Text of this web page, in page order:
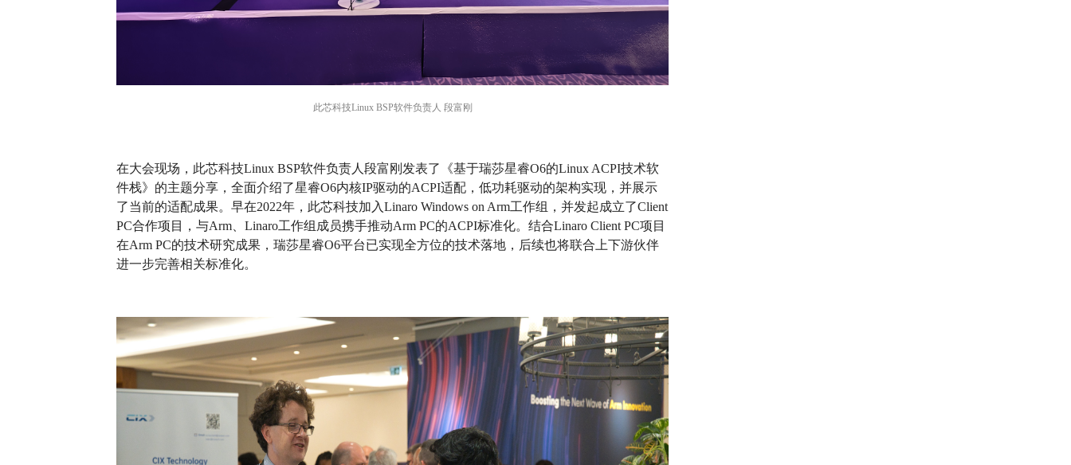
此芯科技Linux BSP软件负责人 段富刚
在大会现场，此芯科技Linux BSP软件负责人段富刚发表了《基于瑞莎星睿O6的Linux ACPI技术软
件栈》的主题分享，全面介绍了星睿O6内核IP驱动的ACPI适配，低功耗驱动的架构实现，并展示
了当前的适配成果。早在2022年，此芯科技加入Linaro Windows on Arm工作组，并发起成立了Client
PC合作项目，与Arm、Linaro工作组成员携手推动Arm PC的ACPI标准化。结合Linaro Client PC项目
在Arm PC的技术研究成果，瑞莎星睿O6平台已实现全方位的技术落地，后续也将联合上下游伙伴
进一步完善相关标准化。